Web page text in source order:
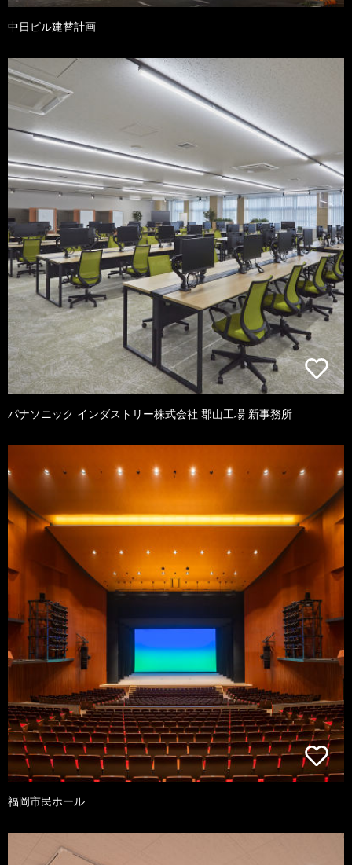
中日ビル建替計画
パナソニック インダストリー株式会社 郡山工場 新事務所
福岡市民ホール